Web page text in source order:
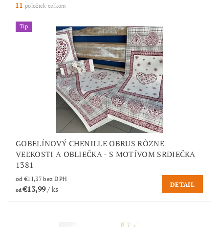
11 položiek celkom
Tip
GOBELÍNOVÝ CHENILLE OBRUS RÔZNE
VEĽKOSTI A OBLIEČKA - S MOTÍVOM SRDIEČKA
1381
od €11,37 bez DPH
od€13,99/ ks
DETAIL